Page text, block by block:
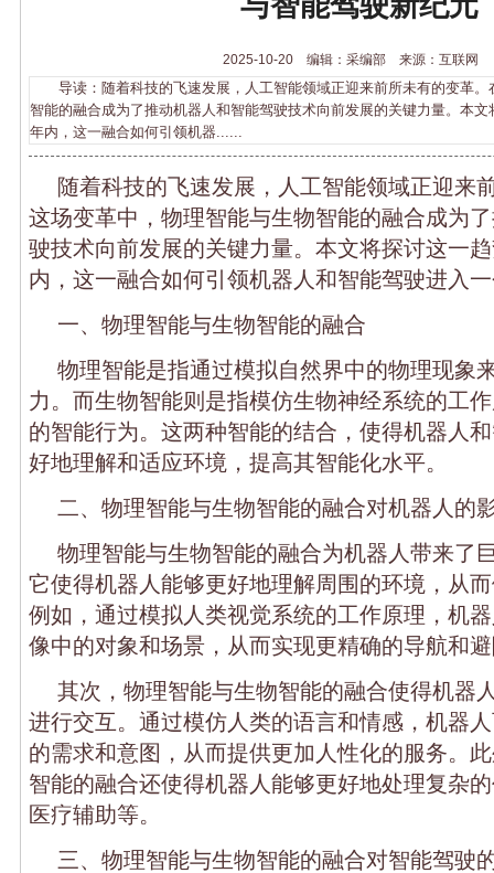
2025-10-20 编辑：采编部 来源：互联网
导读：随着科技的飞速发展，人工智能领域正迎来前所未有的变革。
智能的融合成为了推动机器人和智能驾驶技术向前发展的关键力量。本
年内，这一融合如何引领机器......
随着科技的飞速发展，人工智能领域正迎来
这场变革中，物理智能与生物智能的融合成为
驶技术向前发展的关键力量。本文将探讨这一
内，这一融合如何引领机器人和智能驾驶进入
一、物理智能与生物智能的融合
物理智能是指通过模拟自然界中的物理现象
力。而生物智能则是指模仿生物神经系统的工
的智能行为。这两种智能的结合，使得机器人
好地理解和适应环境，提高其智能化水平。
二、物理智能与生物智能的融合对机器人的
物理智能与生物智能的融合为机器人带来了
它使得机器人能够更好地理解周围的环境，从
例如，通过模拟人类视觉系统的工作原理，机
像中的对象和场景，从而实现更精确的导航和
其次，物理智能与生物智能的融合使得机器
进行交互。通过模仿人类的语言和情感，机器
的需求和意图，从而提供更加人性化的服务。
智能的融合还使得机器人能够更好地处理复杂
医疗辅助等。
三、物理智能与生物智能的融合对智能驾驶